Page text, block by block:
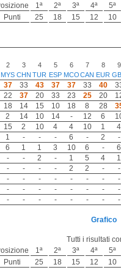
1ª 2ª 3ª 4ª 5ª
Punti
25 18 15 12 10
2
MYS
3
CHN
4
TUR
5
ESP
6
MCO
7
CAN
8
EUR
9
37 33 43 37 37 33 40
22 37 20 33 23 25 20
18 14 15 10 18 8 28
2 14 10 14 - 12 6
15 2 10 4 4 10 1 4
1 - - - 6 - 2 -
6 1 1 3 10 6 - 6
- - 2 - 1 5 4 1
- - - - 2 2 - -
- - - - - - - -
- - - - - - - -
- - - - - - - -
Grafico
Tutti i risultati
1ª 2ª 3ª 4ª 5ª
Punti
25 18 15 12 10